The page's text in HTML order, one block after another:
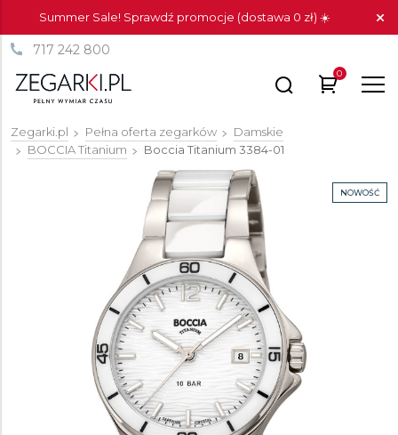
Summer Sale! Sprawdź promocje (dostawa 0 zł) ☀️
717 242 800
0
Zegarki.pl Pełna oferta zegarków
Damskie
BOCCIA Titanium
Boccia Titanium 3384-01
NOWOŚĆ